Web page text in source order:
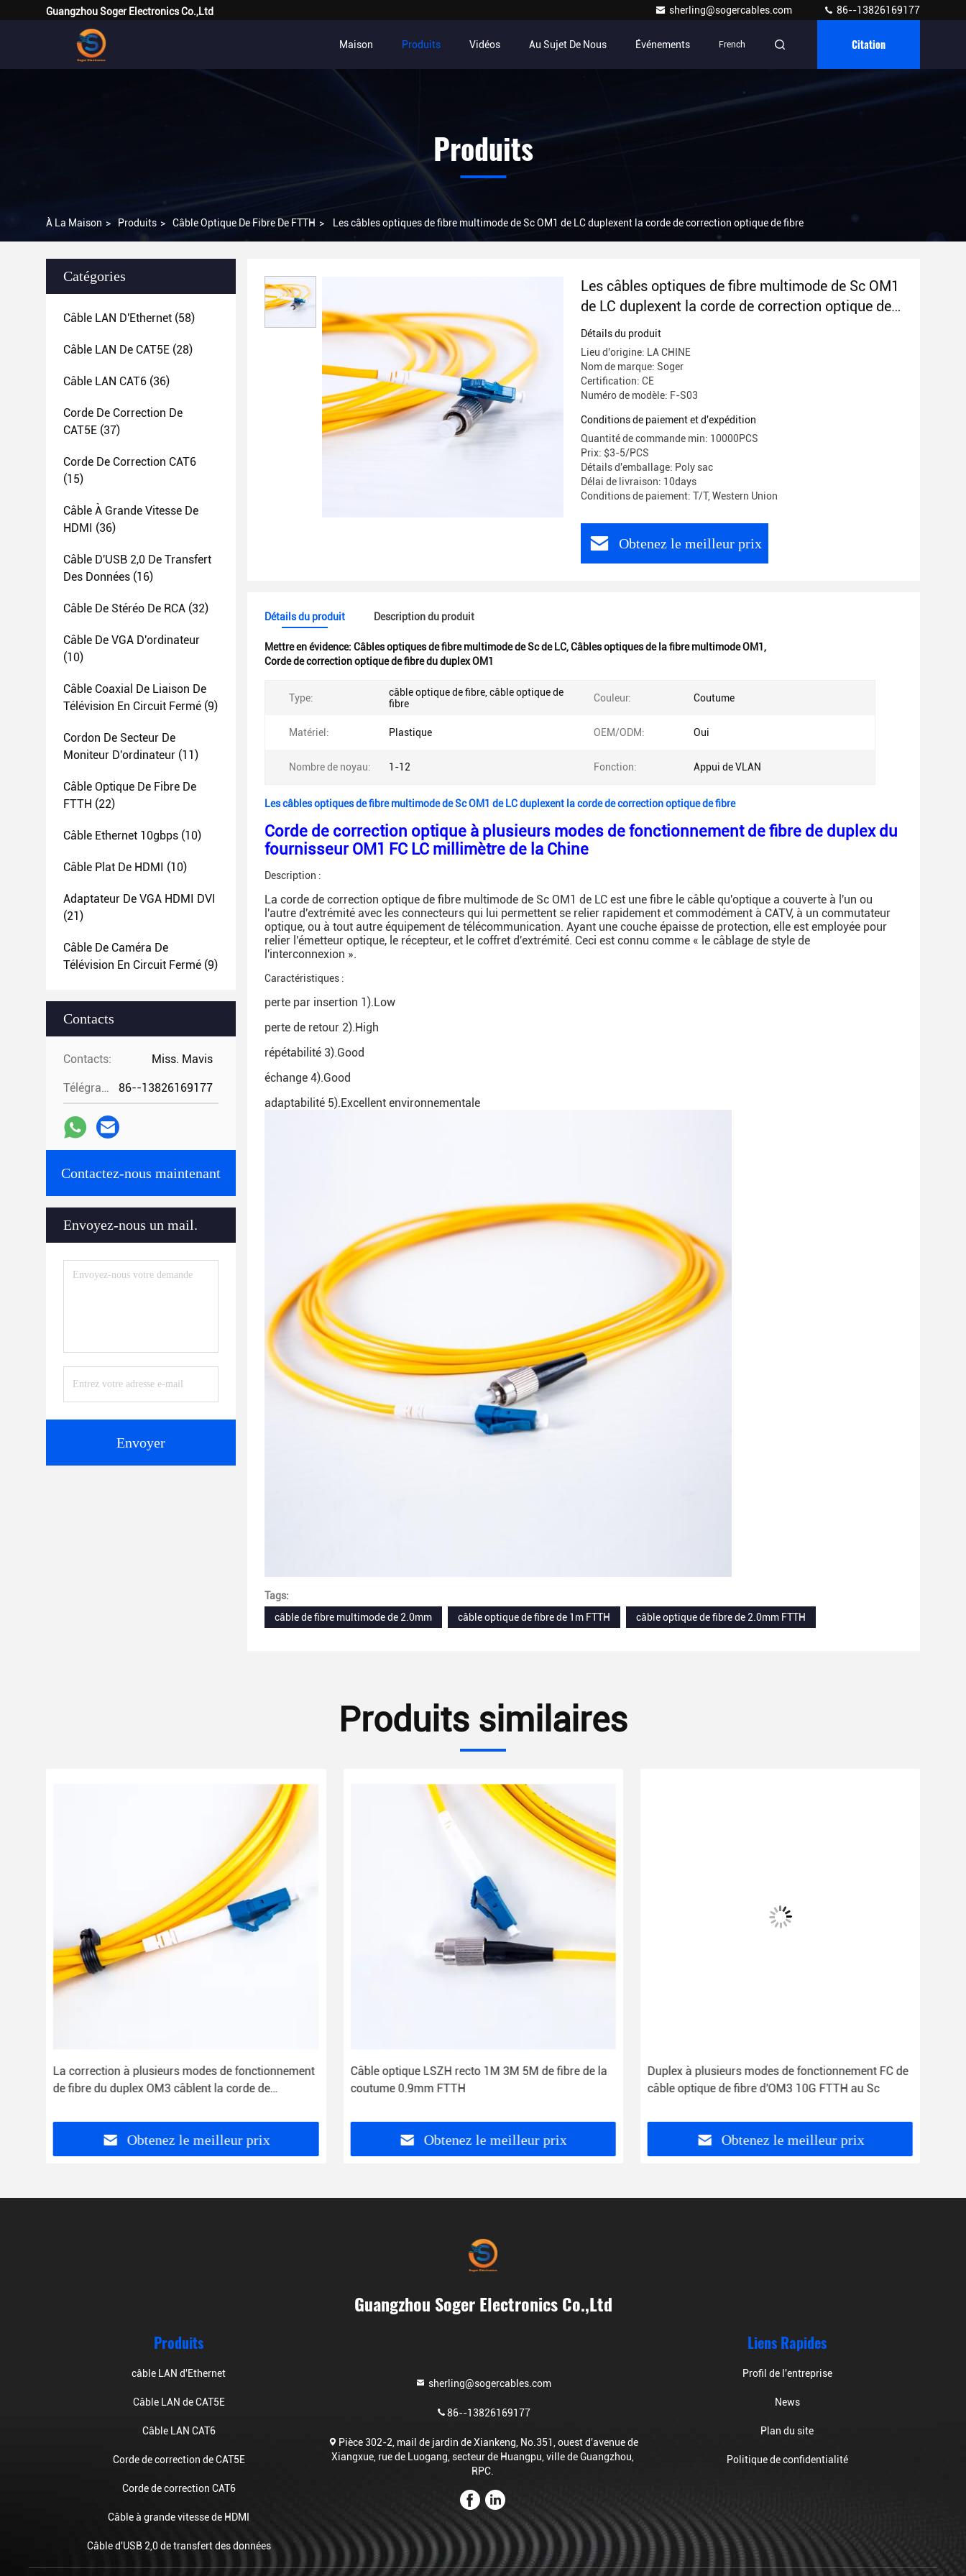
Guangzhou Soger Electronics Co.,Ltd sherling@sogercables.com 86--13826169177
Maison Produits Vidéos Au Sujet De Nous Événements French Citation
Produits
À La Maison > Produits > Câble Optique De Fibre De FTTH > Les câbles optiques de fibre multimode de Sc OM1 de LC duplexent la corde de correction optique de fibre
Catégories
Câble LAN D'Ethernet (58)
Câble LAN De CAT5E (28)
Câble LAN CAT6 (36)
Corde De Correction De
CAT5E (37)
Corde De Correction CAT6
(15)
Câble À Grande Vitesse De
HDMI (36)
Câble D'USB 2,0 De Transfert
Des Données (16)
Câble De Stéréo De RCA (32)
Câble De VGA D'ordinateur
(10)
Câble Coaxial De Liaison De
Télévision En Circuit Fermé (9)
Cordon De Secteur De
Moniteur D'ordinateur (11)
Câble Optique De Fibre De
FTTH (22)
Câble Ethernet 10gbps (10)
Câble Plat De HDMI (10)
Adaptateur De VGA HDMI DVI
(21)
Câble De Caméra De
Télévision En Circuit Fermé (9)
Contacts
Contacts: Miss. Mavis
Télégramme: 86--13826169177
Contactez-nous maintenant
Envoyez-nous un mail.
Envoyer
Les câbles optiques de fibre multimode de Sc OM1
de LC duplexent la corde de correction optique de
fibre
Détails du produit
Lieu d'origine: LA CHINE
Nom de marque: Soger
Certification: CE
Numéro de modèle: F-S03
Conditions de paiement et d'expédition
Quantité de commande min: 10000PCS
Prix: $3-5/PCS
Détails d'emballage: Poly sac
Délai de livraison: 10days
Conditions de paiement: T/T, Western Union
Obtenez le meilleur prix
Détails du produit Description du produit
Mettre en évidence: Câbles optiques de fibre multimode de Sc de LC,Câbles optiques de la fibre multimode OM1 ,
Corde de correction optique de fibre du duplex OM1
Type:
câble optique de fibre, câble optique de
fibre
Couleur: Coutume
Matériel: Plastique OEM/ODM: Oui
Nombre de noyau: 1-12 Fonction: Appui de VLAN
Les câbles optiques de fibre multimode de Sc OM1 de LC duplexent la corde de correction optique de fibre
Corde de correction optique à plusieurs modes de fonctionnement de fibre de duplex du
fournisseur OM1 FC LC millimètre de la Chine
Description :
La corde de correction optique de fibre multimode de Sc OM1 de LC est une fibre le câble qu'optique a couverte à l'un ou
l'autre d'extrémité avec les connecteurs qui lui permettent se relier rapidement et commodément à CATV, à un commutateur
optique, ou à tout autre équipement de télécommunication. Ayant une couche épaisse de protection, elle est employée pour
relier l'émetteur optique, le récepteur, et le coffret d'extrémité. Ceci est connu comme « le câblage de style de
l'interconnexion ».
Caractéristiques :
perte par insertion 1).Low
perte de retour 2).High
répétabilité 3).Good
échange 4).Good
adaptabilité 5).Excellent environnementale
Tags:
câble de fibre multimode de 2.0mm
câble optique de fibre de 1m FTTH câble optique de fibre de 2.0mm FTTH
Produits similaires
La correction à plusieurs modes de fonctionnement
de fibre du duplex OM3 câblent la corde de
Obtenez le meilleur prix
Câble optique LSZH recto 1M 3M 5M de fibre de la
coutume 0.9mm FTTH
Obtenez le meilleur prix
Duplex à plusieurs modes de fonctionnement FC de
câble optique de fibre d'OM3 10G FTTH au Sc
Obtenez le meilleur prix
Guangzhou Soger Electronics Co.,Ltd
Produits
câble LAN d'Ethernet
Câble LAN de CAT5E
Câble LAN CAT6
Corde de correction de CAT5E
Corde de correction CAT6
Câble à grande vitesse de HDMI
Câble d'USB 2,0 de transfert des données
sherling@sogercables.com
86--13826169177
Pièce 302-2, mail de jardin de Xiankeng, No.351, ouest d'avenue de
Xiangxue, rue de Luogang, secteur de Huangpu, ville de Guangzhou,
RPC.
Liens Rapides
Profil de l'entreprise
News
Plan du site
Politique de confidentialité